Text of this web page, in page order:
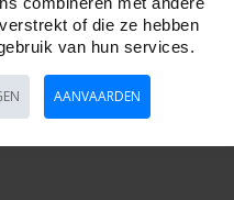
Details
of die ze hebben
van hun services.
AANVAARDEN